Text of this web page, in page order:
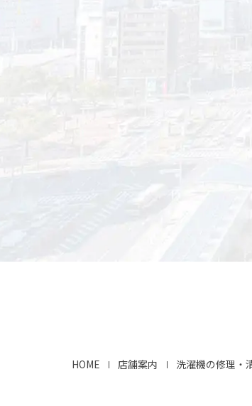
HOME 店舗案内 洗濯機の修理・